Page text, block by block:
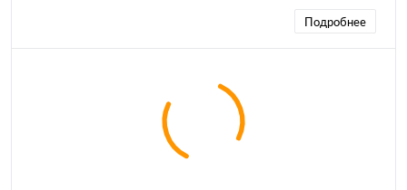
Подробнее